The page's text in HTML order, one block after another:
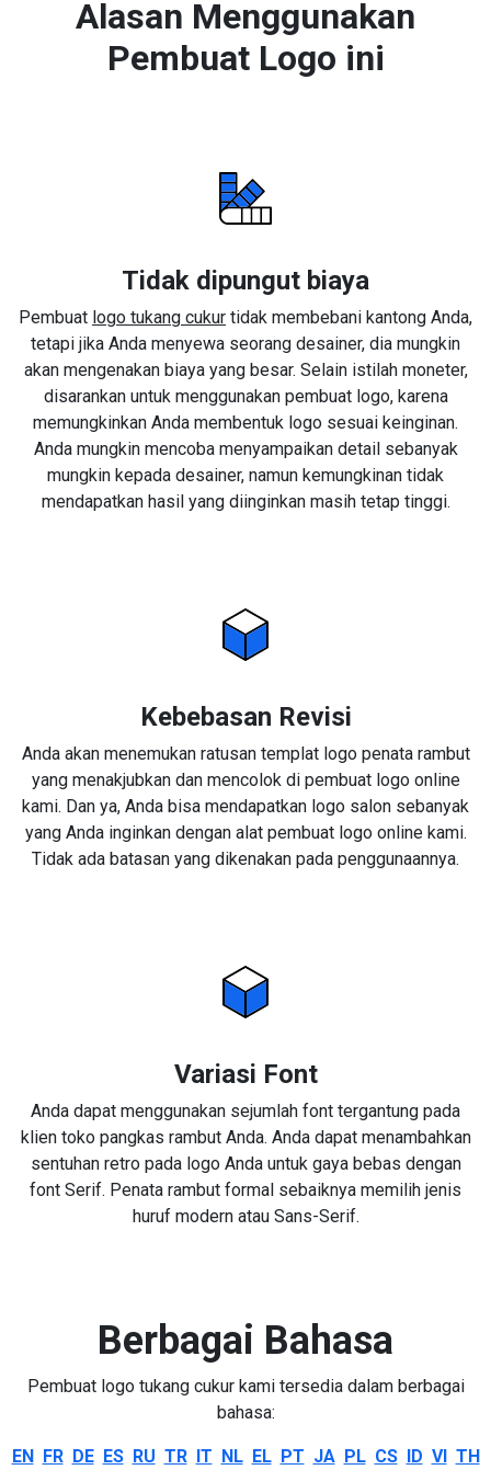
Alasan Menggunakan
Pembuat Logo ini
Tidak dipungut biaya
Pembuat logo tukang cukur tidak membebani kantong Anda,
tetapi jika Anda menyewa seorang desainer, dia mungkin
akan mengenakan biaya yang besar. Selain istilah moneter,
disarankan untuk menggunakan pembuat logo, karena
memungkinkan Anda membentuk logo sesuai keinginan.
Anda mungkin mencoba menyampaikan detail sebanyak
mungkin kepada desainer, namun kemungkinan tidak
mendapatkan hasil yang diinginkan masih tetap tinggi.
Kebebasan Revisi
Anda akan menemukan ratusan templat logo penata rambut
yang menakjubkan dan mencolok di pembuat logo online
kami. Dan ya, Anda bisa mendapatkan logo salon sebanyak
yang Anda inginkan dengan alat pembuat logo online kami.
Tidak ada batasan yang dikenakan pada penggunaannya.
Variasi Font
Anda dapat menggunakan sejumlah font tergantung pada
klien toko pangkas rambut Anda. Anda dapat menambahkan
sentuhan retro pada logo Anda untuk gaya bebas dengan
font Serif. Penata rambut formal sebaiknya memilih jenis
huruf modern atau Sans-Serif.
Berbagai Bahasa
Pembuat logo tukang cukur kami tersedia dalam berbagai
bahasa:
EN FR DE ES RU TR IT NL EL PT JA PL CS ID VI TH